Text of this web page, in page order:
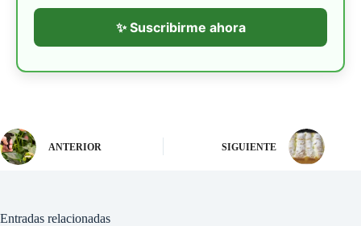
✨ Suscribirme ahora
ANTERIOR SIGUIENTE
Entradas relacionadas